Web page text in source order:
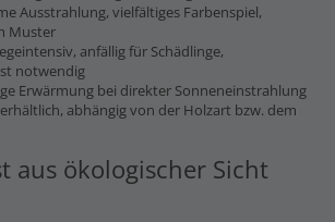
Ausstrahlung, vielfältiges Farbenspiel,
Muster
anfällig für Schädlinge,
notwendig
Erwärmung bei direkter Sonneneinstrahlung
abhängig von der Holzart bzw. dem
aus ökologischer Sicht